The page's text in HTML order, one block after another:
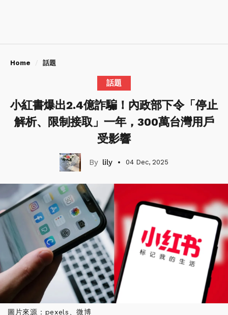
Home 話題
話題
小紅書爆出2.4億詐騙！內政部下令「停止
解析、限制接取」一年，300萬台灣用戶
受影響
lily 04 Dec, 2025
圖片來源：pexels、微博